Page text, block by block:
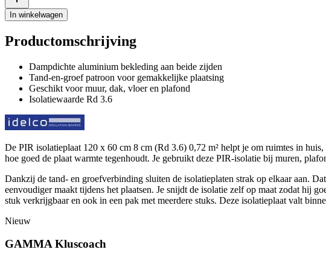
In winkelwagen
Productomschrijving
Dampdichte aluminium bekleding aan beide zijden
Tand-en-groef patroon voor gemakkelijke plaatsing
Geschikt voor muur, dak, vloer en plafond
Isolatiewaarde Rd 3.6
De PIR isolatieplaat 120 x 60 cm 8 cm (Rd 3.6) 0,72 m² helpt je om ruimtes in
hoe goed de plaat warmte tegenhoudt. Je gebruikt deze PIR-isolatie bij muren,
Dankzij de tand- en groefverbinding sluiten de isolatieplaten strak op elkaar aan.
eenvoudiger maakt tijdens het plaatsen. Je snijdt de isolatie zelf op maat zodat hij
stuk verkrijgbaar en ook in een pak met meerdere stuks. Deze isolatieplaat valt
Nieuw
GAMMA Kluscoach